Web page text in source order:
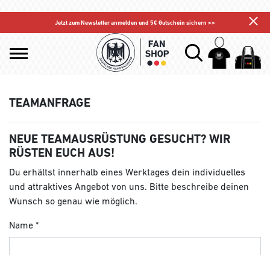
Jetzt zum Newsletter anmelden und 5€ Gutschein sichern >>
TEAMANFRAGE
NEUE TEAMAUSRÜSTUNG GESUCHT? WIR
RÜSTEN EUCH AUS!
Du erhältst innerhalb eines Werktages dein individuelles
und attraktives Angebot von uns. Bitte beschreibe deinen
Wunsch so genau wie möglich.
Name